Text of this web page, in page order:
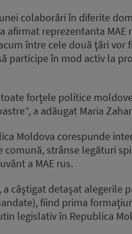
colaborări în diferite
reprezentanta MAE
între cele două ţări vor
participe în mod activ la
forţele politice
a adăugat Maria
Moldova corespunde
strânse legături
a MAE rus.
a câştigat detaşat alegerile
fiind prima
legislativ în Republica